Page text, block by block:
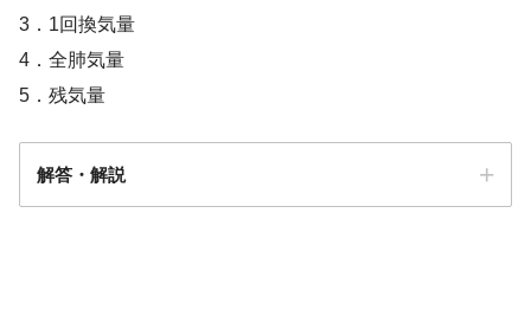
3．1回換気量
4．全肺気量
5．残気量
解答・解説